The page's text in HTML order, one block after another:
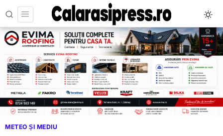
METEO ȘI MEDIU